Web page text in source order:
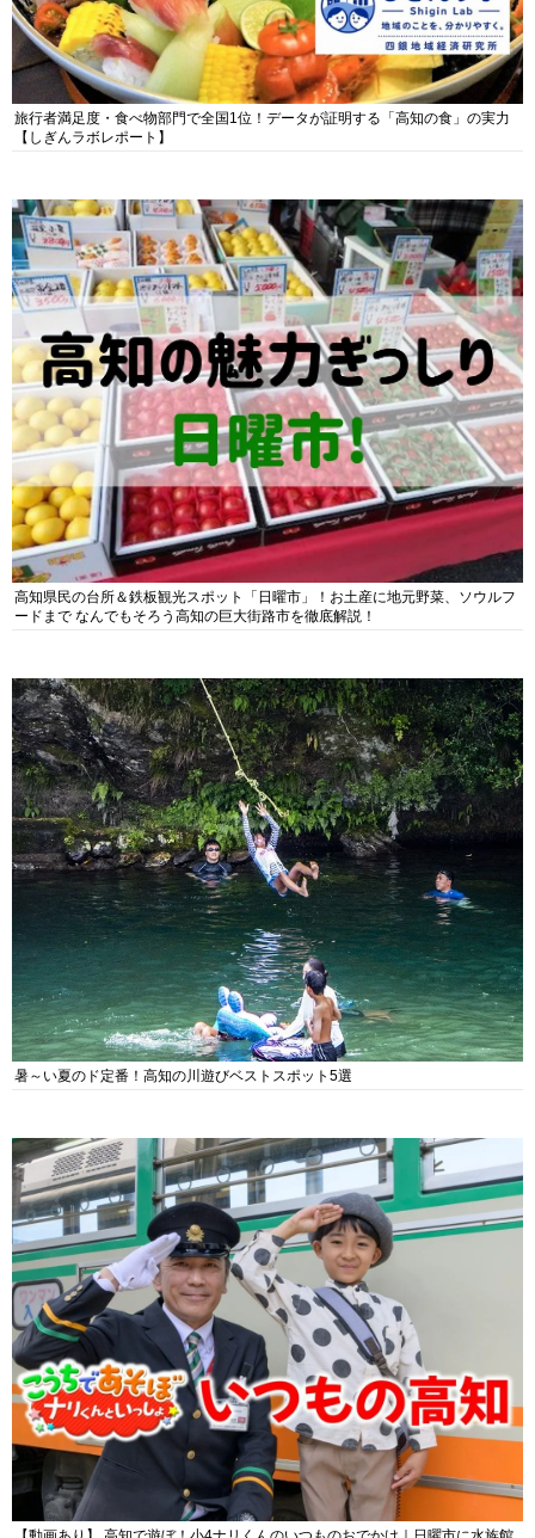
旅行者満足度・食べ物部門で全国1位！データが証明する「高知の食」の実力
【しぎんラボレポート】
高知県民の台所＆鉄板観光スポット「日曜市」！お土産に地元野菜、ソウルフ
ードまで なんでもそろう高知の巨大街路市を徹底解説！
暑～い夏のド定番！高知の川遊びベストスポット5選